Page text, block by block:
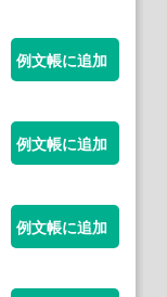
例文帳に追加
例文帳に追加
例文帳に追加